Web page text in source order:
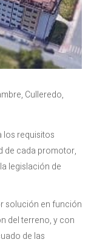
Culleredo,
los requisitos
de cada promotor,
legislación de
solución en función
del terreno, y con
de las